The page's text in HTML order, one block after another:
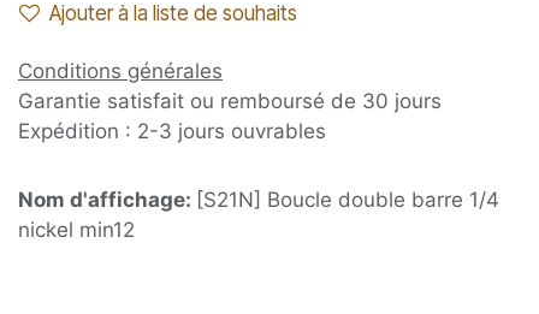
Ajouter à la liste de souhaits
Conditions générales
Garantie satisfait ou remboursé de 30 jours
Expédition : 2-3 jours ouvrables
Nom d'affichage: [S21N] Boucle double barre 1/4
nickel min12